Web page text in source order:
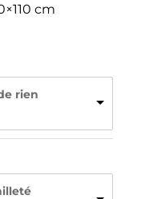
cm
rien